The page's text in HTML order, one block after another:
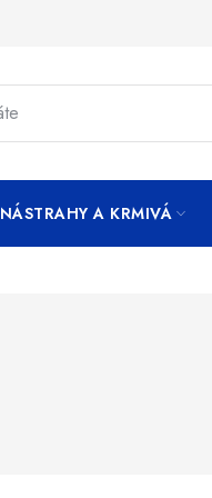
NÁSTRAHY A KRMIVÁ